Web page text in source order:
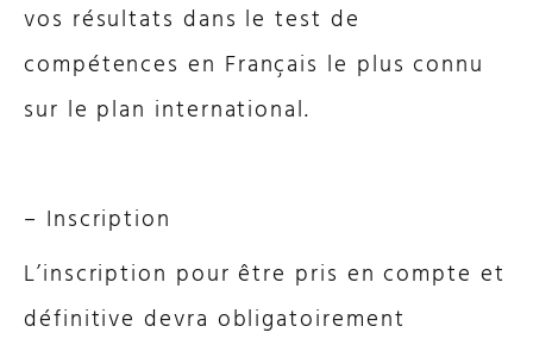
vos résultats dans le test de
compétences en Français le plus connu
sur le plan international.
– Inscription
L’inscription pour être pris en compte et
définitive devra obligatoirement